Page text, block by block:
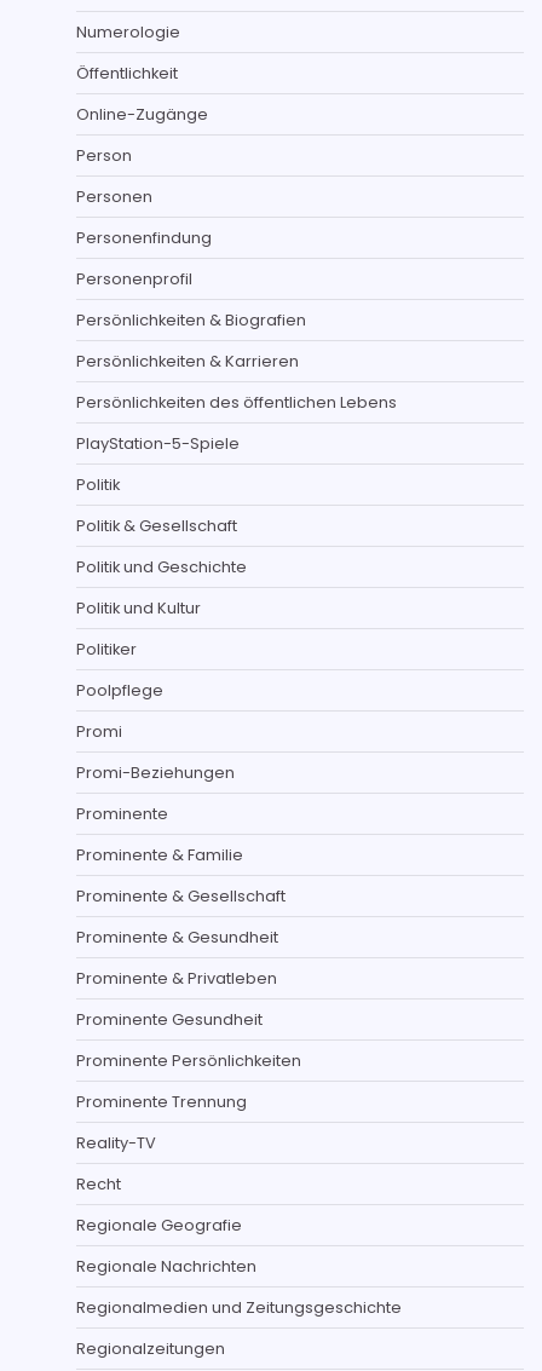
Numerologie
Öffentlichkeit
Online-Zugänge
Person
Personen
Personenfindung
Personenprofil
Persönlichkeiten & Biografien
Persönlichkeiten & Karrieren
Persönlichkeiten des öffentlichen Lebens
PlayStation-5-Spiele
Politik
Politik & Gesellschaft
Politik und Geschichte
Politik und Kultur
Politiker
Poolpflege
Promi
Promi-Beziehungen
Prominente
Prominente & Familie
Prominente & Gesellschaft
Prominente & Gesundheit
Prominente & Privatleben
Prominente Gesundheit
Prominente Persönlichkeiten
Prominente Trennung
Reality-TV
Recht
Regionale Geografie
Regionale Nachrichten
Regionalmedien und Zeitungsgeschichte
Regionalzeitungen